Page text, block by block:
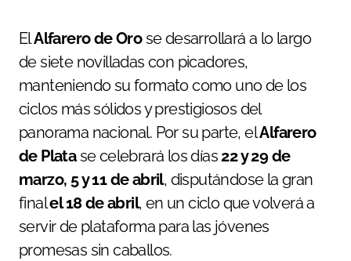
ElAlfarero de Orose desarrollará a lo largo
de siete novilladas con picadores,
manteniendo su formato como uno de los
ciclos más sólidos y prestigiosos del
panorama nacional. Por su parte, elAlfarero
de Platase celebrará los días22 y 29 de
marzo, 5 y 11 de abril, disputándose la gran
finalel 18 de abril, en un ciclo que volverá a
servir de plataforma para las jóvenes
promesas sin caballos.